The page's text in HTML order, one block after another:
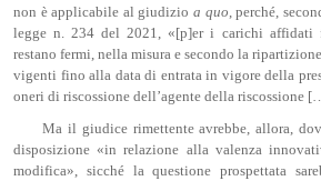
non è applicabile al giudizioa quo, perché,
legge n. 234 del 2021, «[p]er i carichi affidati
restano fermi, nella misura e secondo la
vigenti fino alla data di entrata in vigore della
oneri di riscossione dell’agente della riscossione
Ma il giudice rimettente avrebbe, allora,
disposizione «in relazione alla valenza
modifica», sicché la questione prospettata